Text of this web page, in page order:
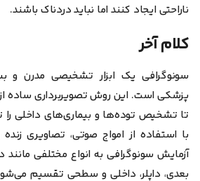
ناراحتی ایجاد کنند اما نباید دردناک باشند.
کلام آخر
سونوگرافی یک ابزار تشخیصی مدرن و
پزشکی است. این روش تصویربرداری ساده
تا تشخیص توده‌ها و بیماری‌های داخلی
با استفاده از امواج صوتی، تصاویری
آزمایش سونوگرافی به انواع مختلفی
بعدی، داپلر، داخلی و سطحی تقسیم